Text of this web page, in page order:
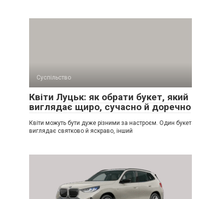
Суспільство
Квіти Луцьк: як обрати букет, який
виглядає щиро, сучасно й доречно
Квіти можуть бути дуже різними за настроєм. Один букет
виглядає святково й яскраво, інший